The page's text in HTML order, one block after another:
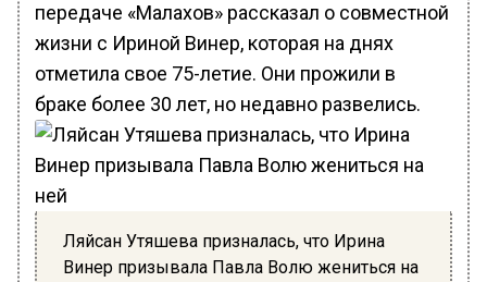
передаче «Малахов» рассказал о совместной
жизни с Ириной Винер, которая на днях
отметила свое 75-летие. Они прожили в
браке более 30 лет, но недавно развелись.
Ляйсан Утяшева призналась, что Ирина
Винер призывала Павла Волю жениться на